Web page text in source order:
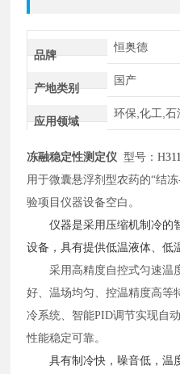
品牌
恒奥德
产地类别
国产
应用领域
环保,化工,石
冻融稳定性测定仪 型号：H
用于微囊悬浮剂型农药的“结
验项目仪器设备空白。
仪器是采用压缩机制冷的
设备，具有提供低温液体、低
采用高精度自控式匀速温
好、温场均匀、控温精度高等
冷系统、智能PID调节实现自
性能稳定可靠。
具有制冷快，噪音低，温